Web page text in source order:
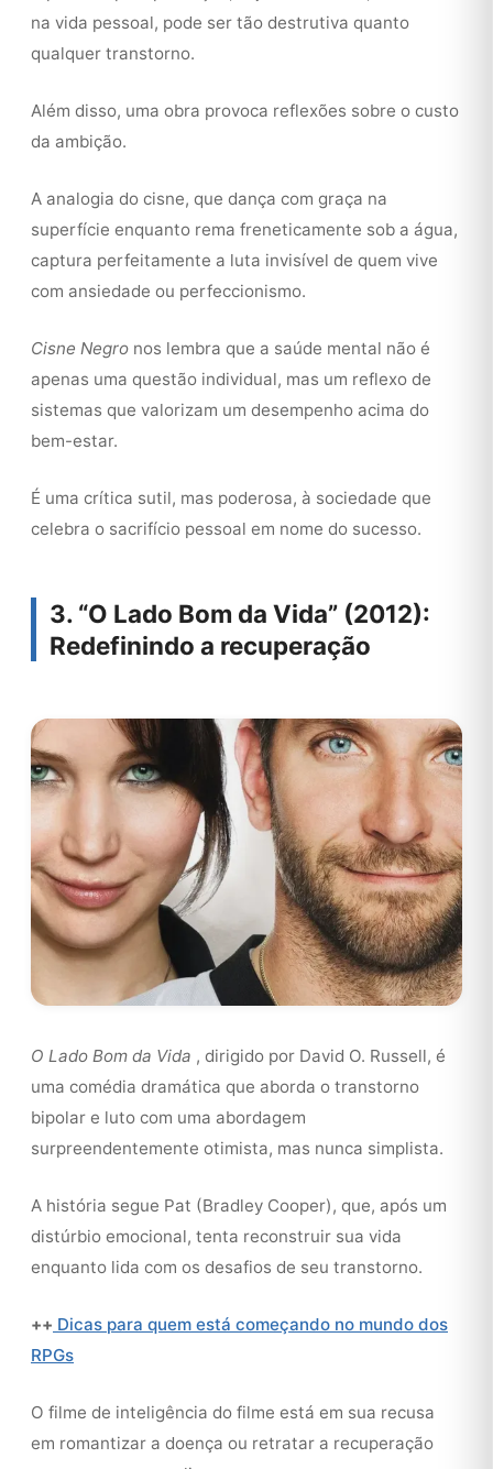
na vida pessoal, pode ser tão destrutiva quanto
qualquer transtorno.
Além disso, uma obra provoca reflexões sobre o custo
da ambição.
A analogia do cisne, que dança com graça na
superfície enquanto rema freneticamente sob a água,
captura perfeitamente a luta invisível de quem vive
com ansiedade ou perfeccionismo.
Cisne Negro nos lembra que a saúde mental não é
apenas uma questão individual, mas um reflexo de
sistemas que valorizam um desempenho acima do
bem-estar.
É uma crítica sutil, mas poderosa, à sociedade que
celebra o sacrifício pessoal em nome do sucesso.
3. “O Lado Bom da Vida” (2012):
Redefinindo a recuperação
O Lado Bom da Vida , dirigido por David O. Russell, é
uma comédia dramática que aborda o transtorno
bipolar e luto com uma abordagem
surpreendentemente otimista, mas nunca simplista.
A história segue Pat (Bradley Cooper), que, após um
distúrbio emocional, tenta reconstruir sua vida
enquanto lida com os desafios de seu transtorno.
++ Dicas para quem está começando no mundo dos
RPGs
O filme de inteligência do filme está em sua recusa
em romantizar a doença ou retratar a recuperação